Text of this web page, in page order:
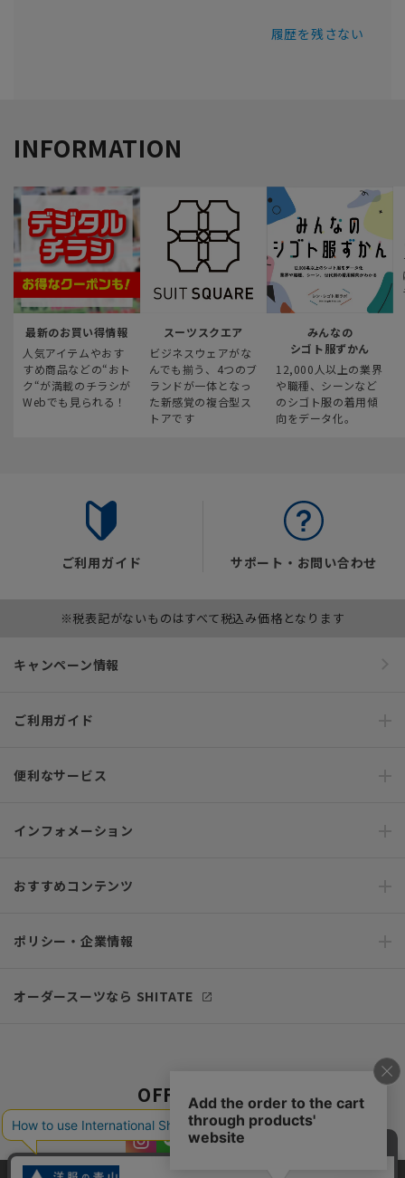
履歴を残さない
INFORMATION
最新のお買い得情報
人気アイテムやおす
すめ商品などの“おト
ク“が満載のチラシが
Webでも見られる！
スーツスクエア
ビジネスウェアがな
んでも揃う、4つのブ
ランドが一体となっ
た新感覚の複合型ス
トアです
みんなの
シゴト服ずかん
12,000人以上の業界
や職種、シーンなど
のシゴト服の着用傾
向をデータ化。
ご利用ガイド サポート・お問い合わせ
※税表記がないものはすべて税込み価格となります
キャンペーン情報
ご利用ガイド
便利なサービス
インフォメーション
おすすめコンテンツ
ポリシー・企業情報
オーダースーツなら SHITATE
OFFICIAL SNS